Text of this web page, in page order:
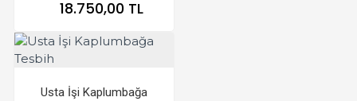
18.750,00 TL
Usta İşi Kaplumbağa